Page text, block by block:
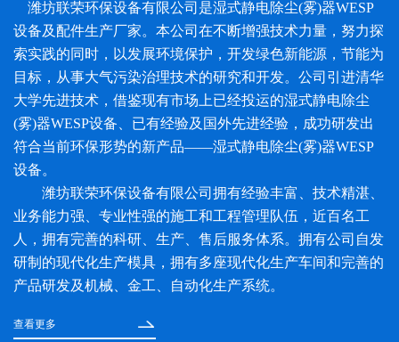
潍坊联荣环保设备有限公司是湿式静电除尘(雾)器WESP
设备及配件生产厂家。本公司在不断增强技术力量，努力探
索实践的同时，以发展环境保护，开发绿色新能源，节能为
目标，从事大气污染治理技术的研究和开发。公司引进清华
大学先进技术，借鉴现有市场上已经投运的湿式静电除尘
(雾)器WESP设备、已有经验及国外先进经验，成功研发出
符合当前环保形势的新产品——湿式静电除尘(雾)器WESP
设备。
潍坊联荣环保设备有限公司拥有经验丰富、技术精湛、
业务能力强、专业性强的施工和工程管理队伍，近百名工
人，拥有完善的科研、生产、售后服务体系。拥有公司自发
研制的现代化生产模具，拥有多座现代化生产车间和完善的
产品研发及机械、金工、自动化生产系统。
查看更多